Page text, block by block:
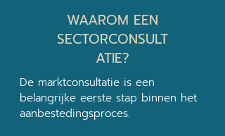
WAAROM EEN
SECTORCONSULT
ATIE?
De marktconsultatie is een
belangrijke eerste stap binnen het
aanbestedingsproces.